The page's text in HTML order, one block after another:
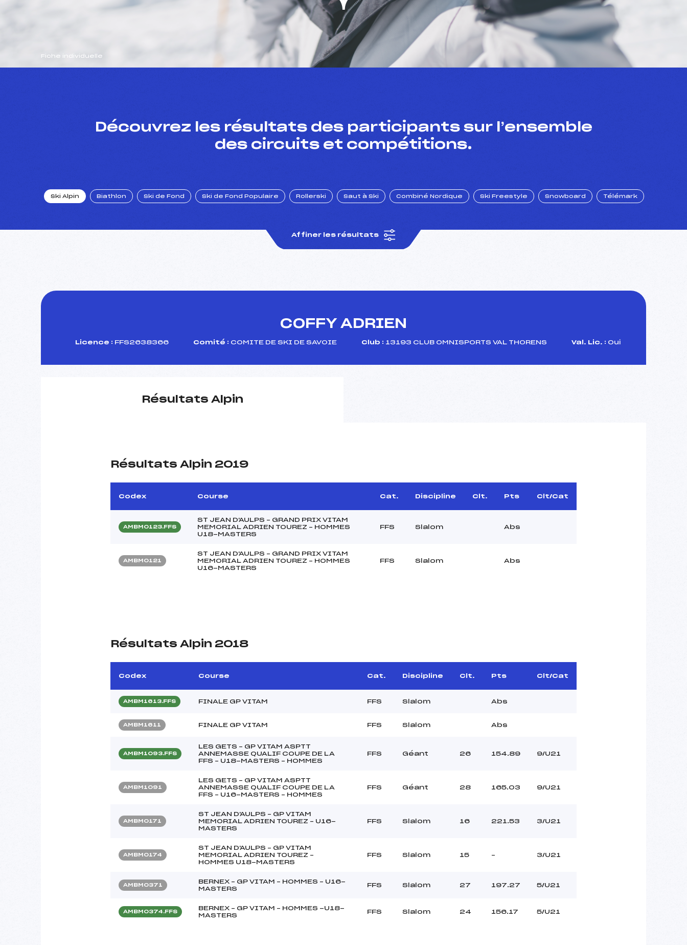
Fiche individuelle
Découvrez les résultats des participants sur l’ensemble
des circuits et compétitions.
Ski Alpin Biathlon Ski de Fond Ski de Fond Populaire Rollerski Saut à Ski Combiné Nordique Ski Freestyle Snowboard Télémark
Affiner les résultats
COFFY ADRIEN
Licence : FFS2638366 Comité : COMITE DE SKI DE SAVOIE Club : 13193 CLUB OMNISPORTS VAL THORENS Val. Lic. : Oui
Résultats Alpin
Résultats Alpin 2019
Codex Course Cat. Discipline Clt. Pts Clt/Cat
AMBM0123.FFS
ST JEAN D'AULPS – GRAND PRIX VITAM
MEMORIAL ADRIEN TOUREZ – HOMMES
U18-MASTERS
FFS Slalom Abs
AMBM0121
ST JEAN D'AULPS – GRAND PRIX VITAM
MEMORIAL ADRIEN TOUREZ – HOMMES
U16-MASTERS
FFS Slalom Abs
Résultats Alpin 2018
Codex Course Cat. Discipline Clt. Pts Clt/Cat
AMBM1613.FFS FINALE GP VITAM FFS Slalom Abs
AMBM1611 FINALE GP VITAM FFS Slalom Abs
AMBM1093.FFS
LES GETS – GP VITAM ASPTT
ANNEMASSE QUALIF COUPE DE LA
FFS – U18-MASTERS – HOMMES
FFS Géant 26 154.89 9/U21
AMBM1091
LES GETS – GP VITAM ASPTT
ANNEMASSE QUALIF COUPE DE LA
FFS – U16-MASTERS – HOMMES
FFS Géant 28 165.03 9/U21
AMBM0171
ST JEAN D'AULPS – GP VITAM
MEMORIAL ADRIEN TOUREZ – U16-
MASTERS
FFS Slalom 16 221.53 3/U21
AMBM0174
ST JEAN D'AULPS – GP VITAM
MEMORIAL ADRIEN TOUREZ –
HOMMES U18-MASTERS
FFS Slalom 15 – 3/U21
AMBM0371
BERNEX – GP VITAM – HOMMES – U16-
MASTERS
FFS Slalom 27 197.27 5/U21
AMBM0374.FFS
BERNEX – GP VITAM – HOMMES -U18-
MASTERS
FFS Slalom 24 156.17 5/U21